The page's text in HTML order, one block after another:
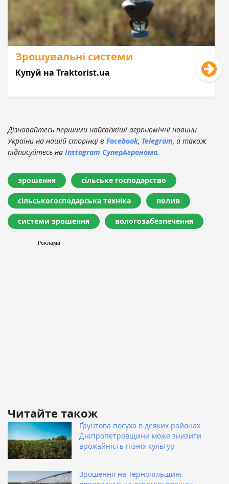
Зрошувальні системи
Купуй на Traktorist.ua
Дізнавайтесь першими найсвіжіші агрономічні новини
України на нашій сторінці в Facebook, Telegram, а також
підписуйтесь на Instagram СуперАгронома.
зрошення сільське господарство
сільськогосподарська техніка полив
системи зрошення вологозабезпечення
Читайте також
Ґрунтова посуха в деяких районах
Дніпропетровщини може знизити
врожайність пізніх культур
Зрошення на Тернопільщині